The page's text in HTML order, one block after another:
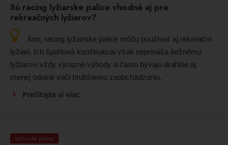
Sú racing lyžiarske palice vhodné aj pre
rekreačných lyžiarov?
Áno, racing lyžiarske palice môžu používať aj rekreační
lyžiari. Ich športová konštrukcia však neprináša bežnému
lyžiarovi vždy výrazné výhody a často bývajú drahšie aj
menej odolné voči hrubšiemu zaobchádzaniu.
Prečítajte si viac
Lyžiarske palice